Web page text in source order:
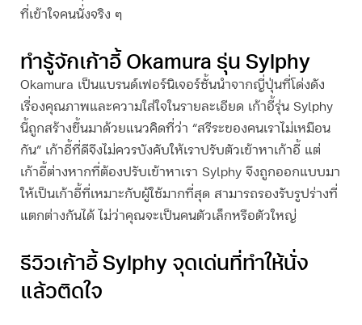
ที่เข้าใจคนนั่งจริง ๆ
ทำรู้จักเก้าอี้ Okamura รุ่น Sylphy
Okamura เป็นแบรนด์เฟอร์นิเจอร์ชั้นนำจากญี่ปุ่นที่โด่งดัง
เรื่องคุณภาพและความใส่ใจในรายละเอียด เก้าอี้รุ่น Sylphy
นี้ถูกสร้างขึ้นมาด้วยแนวคิดที่ว่า “สรีระของคนเราไม่เหมือน
กัน” เก้าอี้ที่ดีจึงไม่ควรบังคับให้เราปรับตัวเข้าหาเก้าอี้ แต่
เก้าอี้ต่างหากที่ต้องปรับเข้าหาเรา Sylphy จึงถูกออกแบบมา
ให้เป็นเก้าอี้ที่เหมาะกับผู้ใช้มากที่สุด สามารถรองรับรูปร่างที่
แตกต่างกันได้ ไม่ว่าคุณจะเป็นคนตัวเล็กหรือตัวใหญ่
รีวิวเก้าอี้Sylphy จุดเด่นที่ทำให้นั่ง
แล้วติดใจ